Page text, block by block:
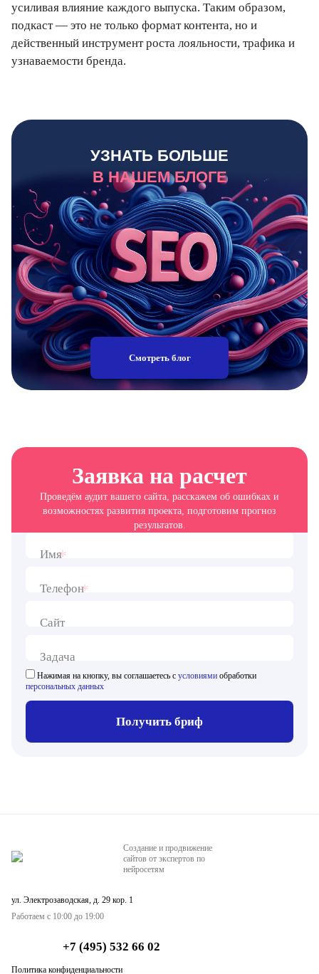
усиливая влияние каждого выпуска. Таким образом,
подкаст — это не только формат контента, но и
действенный инструмент роста лояльности, трафика и
узнаваемости бренда.
УЗНАТЬ БОЛЬШЕ
В НАШЕМ БЛОГЕ
Смотреть блог
Заявка на расчет
Проведём аудит вашего сайта, расскажем об ошибках и
возможностях развития проекта, подготовим прогноз
результатов.
Имя*
Телефон*
Сайт
Задача
Нажимая на кнопку, вы соглашаетесь с условиями обработки
персональных данных
Получить бриф
Создание и продвижение
сайтов от экспертов по
нейросетям
ул. Электрозаводская, д. 29 кор. 1
Работаем с 10:00 до 19:00
+7 (495) 532 66 02
Политика конфиденциальности